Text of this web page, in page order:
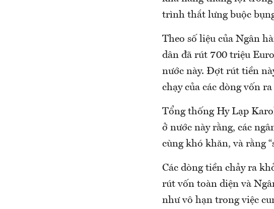
trình thắt lưng buộc
Theo số liệu của Ngân
dân đã rút 700 triệu
nước này. Đợt rút tiền
chạy của các dòng vốn
Tổng thống Hy Lạp
ở nước này rằng, các
cùng khó khăn, và rằng
Các dòng tiền chảy ra
rút vốn toàn diện và
như vô hạn trong việc